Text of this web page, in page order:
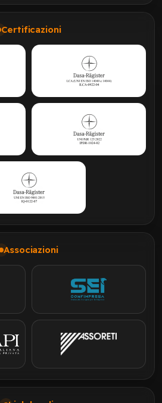
Certificazioni
Associazioni